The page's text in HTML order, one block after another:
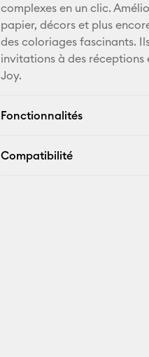
complexes en un clic.
papier, décors et plus
des coloriages fascinants.
invitations à des
Joy.
Fonctionnalités
Compatibilité